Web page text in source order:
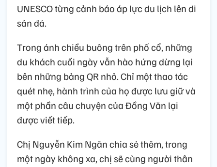
UNESCO từng cảnh báo áp lực du lịch lên di
sản đá.
Trong ánh chiều buông trên phố cổ, những
du khách cuối ngày vẫn hào hứng dừng lại
bên những bảng QR nhỏ. Chỉ một thao tác
quét nhẹ, hành trình của họ được lưu giữ và
một phần câu chuyện của Đồng Văn lại
được viết tiếp.
Chị Nguyễn Kim Ngân chia sẻ thêm, trong
một ngày không xa, chị sẽ cùng người thân